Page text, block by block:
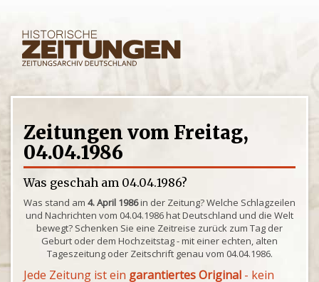
Zeitungen vom Freitag,
04.04.1986
Was geschah am 04.04.1986?
Was stand am 4. April 1986in der Zeitung? Welche Schlagzeilen
und Nachrichten vom 04.04.1986 hat Deutschland und die Welt
bewegt? Schenken Sie eine Zeitreise zurück zum Tag der
Geburt oder dem Hochzeitstag - mit einer echten, alten
Tageszeitung oder Zeitschrift genau vom 04.04.1986.
Jede Zeitung ist ein garantiertes Original - kein